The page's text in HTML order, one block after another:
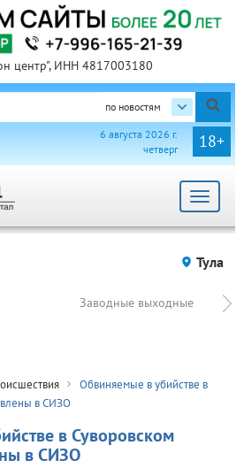
центр", ИНН 4817003180
по новостям
18+
6 августа 2026 г.
четверг
Toggle
Тула
Заводные выходные
Обвиняемые в убийстве в
в СИЗО
в Суворовском
в СИЗО